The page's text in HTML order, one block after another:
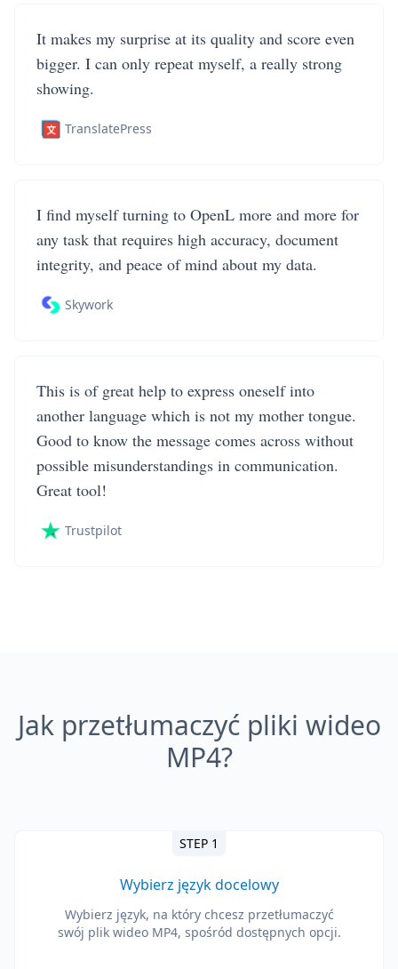
It makes my surprise at its quality and score even
bigger. I can only repeat myself, a really strong
showing.
TranslatePress
I find myself turning to OpenL more and more for
any task that requires high accuracy, document
integrity, and peace of mind about my data.
Skywork
This is of great help to express oneself into
another language which is not my mother tongue.
Good to know the message comes across without
possible misunderstandings in communication.
Great tool!
Trustpilot
Jak przetłumaczyć pliki wideo
MP4?
STEP 1
Wybierz język docelowy
Wybierz język, na który chcesz przetłumaczyć
swój plik wideo MP4, spośród dostępnych opcji.